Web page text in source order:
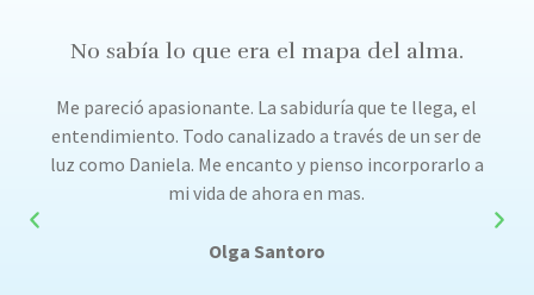
No sabía lo que era el mapa del alma.
Me pareció apasionante. La sabiduría que te llega, el
entendimiento. Todo canalizado a través de un ser de
luz como Daniela. Me encanto y pienso incorporarlo a
mi vida de ahora en mas.
Olga Santoro